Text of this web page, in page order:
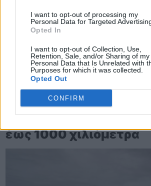
I want to opt-out of processing my
Personal Data for Targeted
Opted In
I want to opt-out of Collection, Use,
Retention, Sale, and/or Sharing of my
Personal Data that Is Unrelated with
Purposes for which it was collected.
Opted Out
CONFIRM
TheCars.gr|12/02/2026 10:00
Το Omoda 5 SHS-H
έως 1000 χιλιόμετρα